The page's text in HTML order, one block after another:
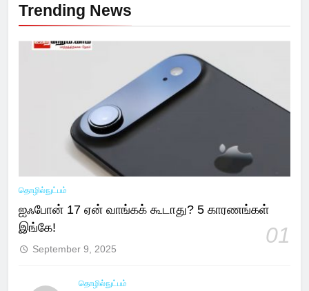
Trending News
தொழில்நுட்பம்
ஐஃபோன் 17 ஏன் வாங்கக் கூடாது? 5 காரணங்கள்
இங்கே!
01
September 9, 2025
தொழில்நுட்பம்